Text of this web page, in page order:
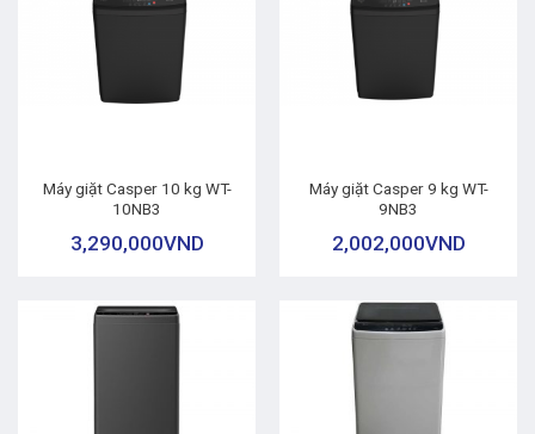
Máy giặt Casper 10 kg WT-
10NB3
3,290,000VND
Máy giặt Casper 9 kg WT-
9NB3
2,002,000VND